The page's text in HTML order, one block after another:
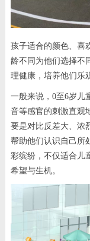
孩子适合的颜色、喜
龄不同为他们选择不
理健康，培养他们乐
一般来说，0至6岁儿
音等感官的刺激直观
要是对比反差大、浓
帮助他们认识自己所
彩缤纷，不仅适合儿
希望与生机。